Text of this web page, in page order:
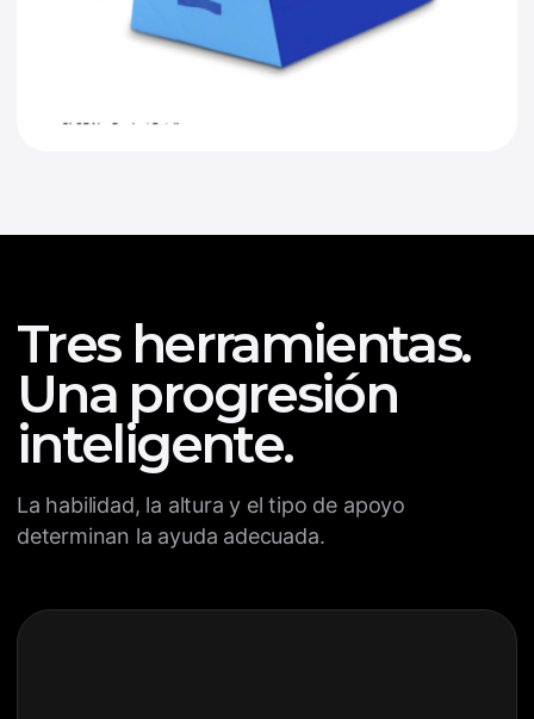
Tres herramientas.
Una progresión
inteligente.
La habilidad, la altura y el tipo de apoyo
determinan la ayuda adecuada.